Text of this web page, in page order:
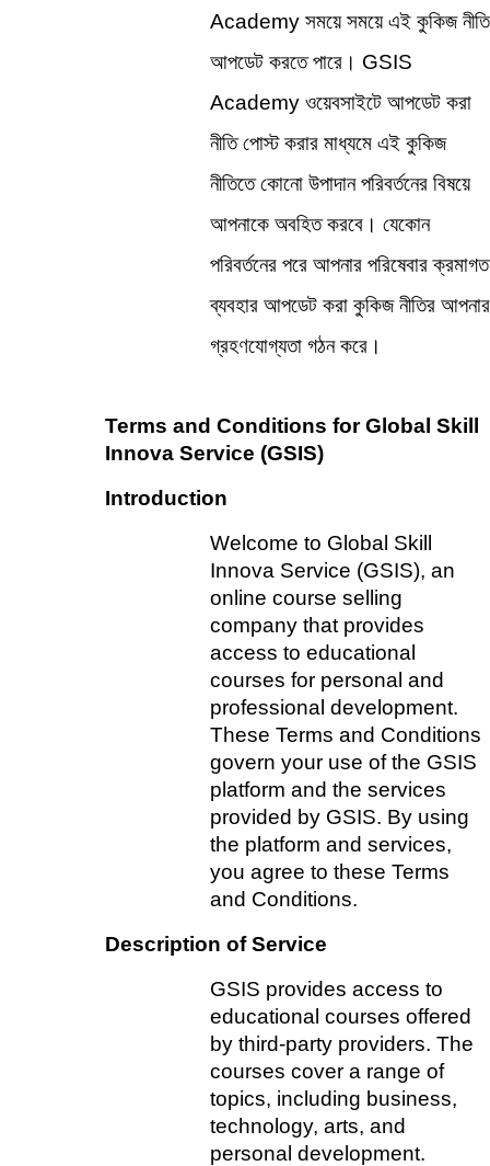
Academy সময়ে সময়ে এই কুকিজ নীতি
আপডেট করতে পারে। GSIS
Academy ওয়েবসাইটে আপডেট করা
নীতি পোস্ট করার মাধ্যমে এই কুকিজ
নীতিতে কোনো উপাদান পরিবর্তনের বিষয়ে
আপনাকে অবহিত করবে। যেকোন
পরিবর্তনের পরে আপনার পরিষেবার ক্রমাগত
ব্যবহার আপডেট করা কুকিজ নীতির আপনার
গ্রহণযোগ্যতা গঠন করে।
Terms and Conditions for Global Skill
Innova Service (GSIS)
Introduction
Welcome to Global Skill
Innova Service (GSIS), an
online course selling
company that provides
access to educational
courses for personal and
professional development.
These Terms and Conditions
govern your use of the GSIS
platform and the services
provided by GSIS. By using
the platform and services,
you agree to these Terms
and Conditions.
Description of Service
GSIS provides access to
educational courses offered
by third-party providers. The
courses cover a range of
topics, including business,
technology, arts, and
personal development.